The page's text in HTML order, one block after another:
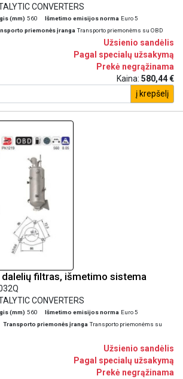
CONVERTERS
(mm) 560 Išmetimo emisijos norma Euro 5
priemonės įranga Transporto priemonėms su OBD
Užsienio sandėlis
Pagal specialų užsakymą
Prekė negrąžinama
Kaina: 580,44 €
į krepšelį
filtras, išmetimo sistema
CONVERTERS
(mm) 560 Išmetimo emisijos norma Euro 5
Transporto priemonės įranga Transporto priemonėms su
Užsienio sandėlis
Pagal specialų užsakymą
Prekė negrąžinama